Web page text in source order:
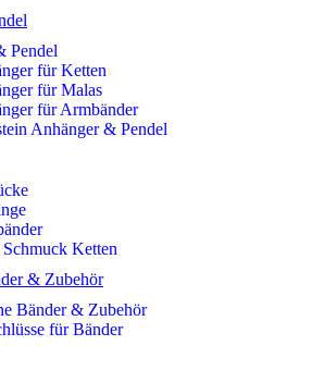
Pendel
für Ketten
für Malas
für Armbänder
Anhänger & Pendel
Ketten
& Zubehör
Bänder & Zubehör
für Bänder